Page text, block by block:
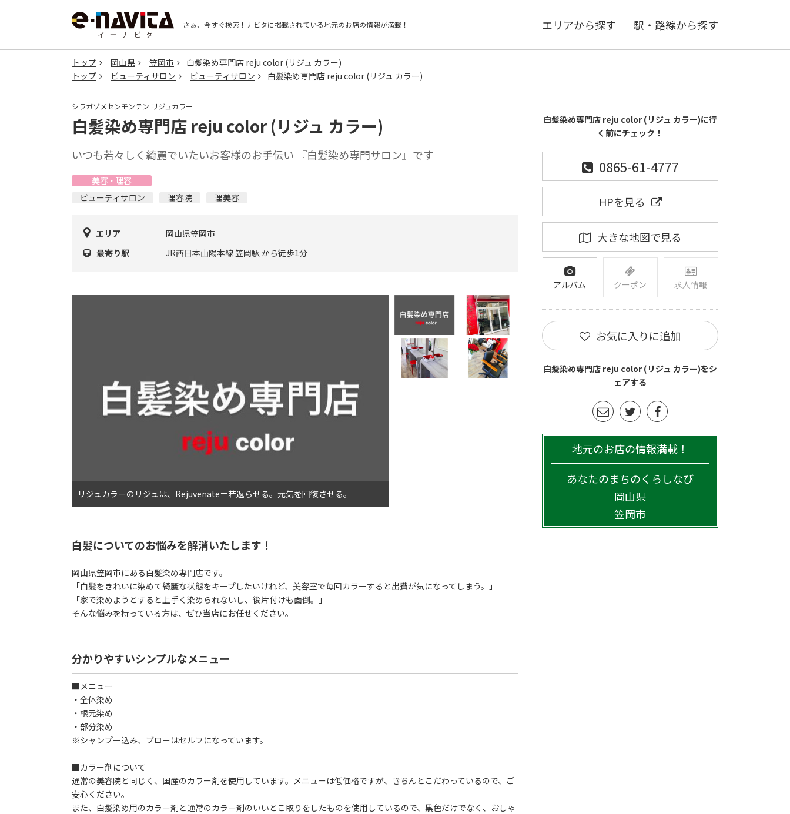
さぁ、今すぐ検索！ ナビタに掲載されている地元のお店の情報が満載！ エリアから探す 駅・路線から探す
トップ 岡山県 笠岡市
白髪染め専門店 reju color (リジュ カラー)
トップ
ビューティサロン ビューティサロン 白髪染め専門店 reju color (リジュ カラー)
シラガゾメセンモンテン リジュカラー
白髪染め専門店 reju color (リジュ カラー)
いつも若々しく綺麗でいたいお客様のお手伝い 『白髪染め専門サロン』です
美容・理容
ビューティサロン
理容院 理美容
エリア
岡山県笠岡市
最寄り駅
JR西日本山陽本線 笠岡駅 から徒歩1分
リジュカラーのリジュは、Rejuvenate＝若返らせる。元気を回復させる。
白髪についてのお悩みを解消いたします！
岡山県笠岡市にある白髪染め専門店です。
「白髪をきれいに染めて綺麗な状態をキープしたいけれど、美容室で毎回カラーすると出費が気になってしまう。」
「家で染めようとすると上手く染められないし、後片付けも面倒。」
そんな悩みを持っている方は、ぜひ当店にお任せください。
分かりやすいシンプルなメニュー
■メニュー
・全体染め
・根元染め
・部分染め
※シャンプー込み、ブローはセルフになっています。
■カラー剤について
通常の美容院と同じく、国産のカラー剤を使用しています。メニューは低価格ですが、きちんとこだわっているので、ご
安心ください。
また、白髪染め用のカラー剤と通常のカラー剤のいいとこ取りをしたものを使用しているので、黒色だけでなく、おしゃ
白髪染め専門店 reju color (リジュ カラー)に行
く前にチェック！
0865-61-4777
HPを見る
大きな地図で見る
アルバム クーポン 求人情報
お気に入りに追加
白髪染め専門店 reju color (リジュ カラー)をシ
ェアする
地元のお店の情報満載！
あなたのまちのくらしなび
岡山県
笠岡市